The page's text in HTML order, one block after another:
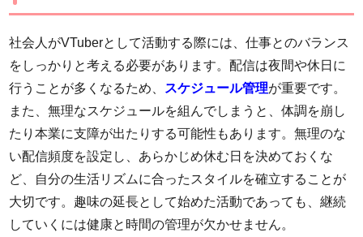
社会人がVTuberとして活動する際には、仕事とのバランス
をしっかりと考える必要があります。配信は夜間や休日に
行うことが多くなるため、
スケジュール管理が重要です。
また、無理なスケジュールを組んでしまうと、体調を崩し
たり本業に支障が出たりする可能性もあります。無理のな
い配信頻度を設定し、あらかじめ休む日を決めておくな
ど、自分の生活リズムに合ったスタイルを確立することが
大切です。趣味の延長として始めた活動であっても、継続
していくには健康と時間の管理が欠かせません。